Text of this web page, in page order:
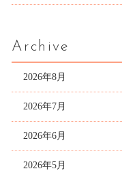
Archive
2026年8月
2026年7月
2026年6月
2026年5月